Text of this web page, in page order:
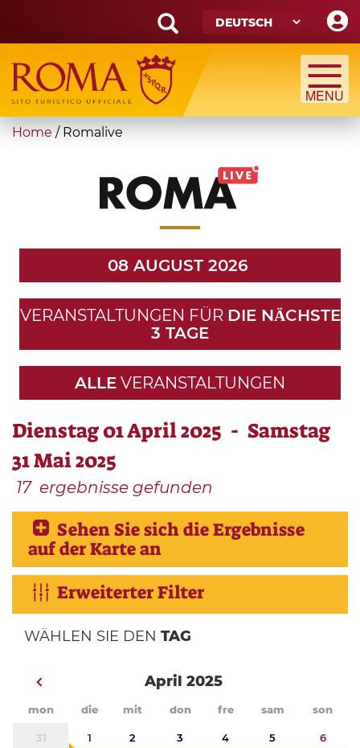
main
content
Search
form
Suche
You
Home / Romalive
08 AUGUST 2026
VERANSTALTUNGEN FÜR DIE NӒCHSTE
3 TAGE
ALLE VERANSTALTUNGEN
Dienstag 01 April 2025 - Samstag
31 Mai 2025
17 ergebnisse gefunden
Sehen Sie sich die Ergebnisse
auf der Karte an
Erweiterter Filter
WÄHLEN SIE DEN TAG
April 2025
mon die mit don fre sam son
31 1 2 3 4 5 6